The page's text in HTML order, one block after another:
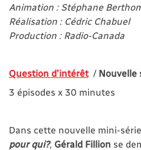
Animation : Stéphane
Réalisation : Cédric Chabuel
Production : Radio-Canada
Question d’intérêt / Nouvelle
3 épisodes x 30 minutes
Dans cette nouvelle mini-
pour qui?, Gérald Fillion se